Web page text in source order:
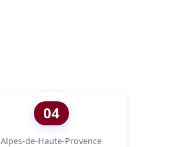
04
Alpes-de-Haute-Provence